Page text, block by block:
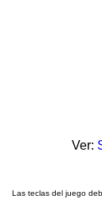
Ver:
Las teclas del juego